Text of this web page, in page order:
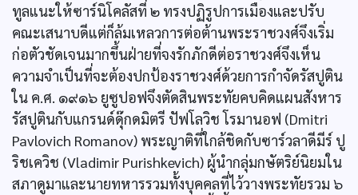
ทูลแนะให้ซาร์นิโคลัสที่ ๒ ทรงปฏิรูปการเมืองและปรับ
คณะเสนาบดีแต่ก็ล้มเหลวการต่อต้านพระราชวงศ์จึงเริ่ม
ก่อตัวชัดเจนมากขึ้นฝ่ายที่จงรักภักดีต่อราชวงศ์จึงเห็น
ความจำเป็นที่จะต้องปกป้องราชวงศ์ด้วยการกำจัดรัสปูติน
ใน ค.ศ. ๑๙๑๖ ยูซูปอฟจึงตัดสินพระทัยคบคิดแผนสังหาร
รัสปูตินกับแกรนด์ดุ๊กดมิตรี ปัฟโลวิช โรมานอฟ (Dmitri
Pavlovich Romanov) พระญาติที่ใกล้ชิดกับซาร์วลาดีมีร์ ปู
ริชเควิช (Vladimir Purishkevich) ผู้นำกลุ่มกษัตริย์นิยมใน
สภาดูมาและนายทหารรวมทั้งบุคคลที่ไว้วางพระทัยรวม ๖